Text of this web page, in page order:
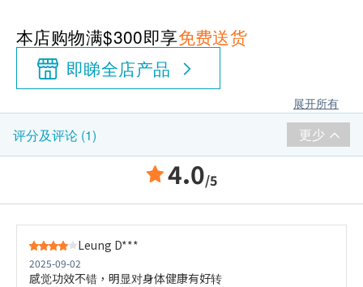
本店购物满$300即享免费送货
即睇全店产品
展开所有
评分及评论 (1) 更少
4.0/5
Leung D***
2025-09-02
感觉功效不错，明显对身体健康有好转